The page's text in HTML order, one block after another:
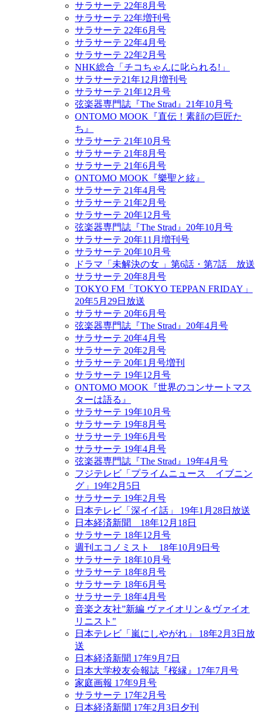
サラサーテ 22年8月号
サラサーテ 22年増刊号
サラサーテ 22年6月号
サラサーテ 22年4月号
サラサーテ 22年2月号
NHK総合「チコちゃんに叱られる!」
サラサーテ21年12月増刊号
サラサーテ 21年12月号
弦楽器専門誌『The Strad』21年10月号
ONTOMO MOOK『直伝！素顔の巨匠た
ち』
サラサーテ 21年10月号
サラサーテ 21年8月号
サラサーテ 21年6月号
ONTOMO MOOK『樂聖と絃』
サラサーテ 21年4月号
サラサーテ 21年2月号
サラサーテ 20年12月号
弦楽器専門誌『The Strad』20年10月号
サラサーテ 20年11月増刊号
サラサーテ 20年10月号
ドラマ「未解決の女 」第6話・第7話 放送
サラサーテ 20年8月号
TOKYO FM「TOKYO TEPPAN FRIDAY」
20年5月29日放送
サラサーテ 20年6月号
弦楽器専門誌『The Strad』20年4月号
サラサーテ 20年4月号
サラサーテ 20年2月号
サラサーテ 20年1月号増刊
サラサーテ 19年12月号
ONTOMO MOOK『世界のコンサートマス
ターは語る』
サラサーテ 19年10月号
サラサーテ 19年8月号
サラサーテ 19年6月号
サラサーテ 19年4月号
弦楽器専門誌『The Strad』19年4月号
フジテレビ「プライムニュース イブニン
グ」19年2月5日
サラサーテ 19年2月号
日本テレビ「深イイ話」 19年1月28日放送
日本経済新聞 18年12月18日
サラサーテ 18年12月号
週刊エコノミスト 18年10月9日号
サラサーテ 18年10月号
サラサーテ 18年8月号
サラサーテ 18年6月号
サラサーテ 18年4月号
音楽之友社”新編 ヴァイオリン＆ヴァイオ
リニスト"
日本テレビ「嵐にしやがれ」 18年2月3日放
送
日本経済新聞 17年9月7日
日本大学校友会報誌『桜縁』17年7月号
家庭画報 17年9月号
サラサーテ 17年2月号
日本経済新聞 17年2月3日夕刊